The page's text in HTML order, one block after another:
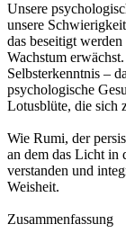
Unsere
unsere
das beseitigt
Wachstum
Selbsterkenntnis –
psychologische
Lotusblüte, die sich
Wie Rumi, der
an dem das Licht in
verstanden und
Weisheit.
Zusammenfassung